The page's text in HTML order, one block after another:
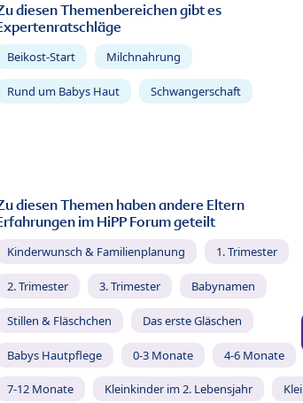
diesen Themenbereichen gibt es
Beikost-Start Milchnahrung
Rund um Babys Haut Schwangerschaft
diesen Themen haben andere Eltern
im HiPP Forum geteilt
Kinderwunsch & Familienplanung 1. Trimester
2. Trimester 3. Trimester Babynamen
Stillen & Fläschchen Das erste Gläschen
Babys Hautpflege 0-3 Monate 4-6 Monate
7-12 Monate Kleinkinder im 2. Lebensjahr